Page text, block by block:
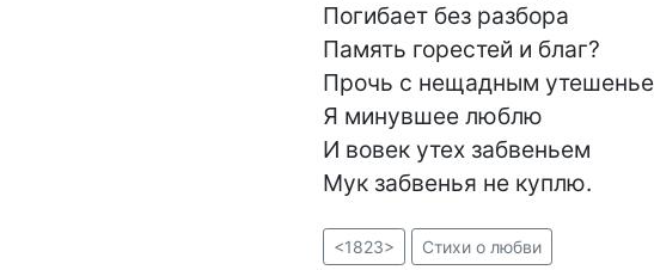
Погибает без разбора
Память горестей и благ?
Прочь с нещадным
Я минувшее люблю
И вовек утех забвеньем
Мук забвенья не куплю.
<1823> Стихи о любви